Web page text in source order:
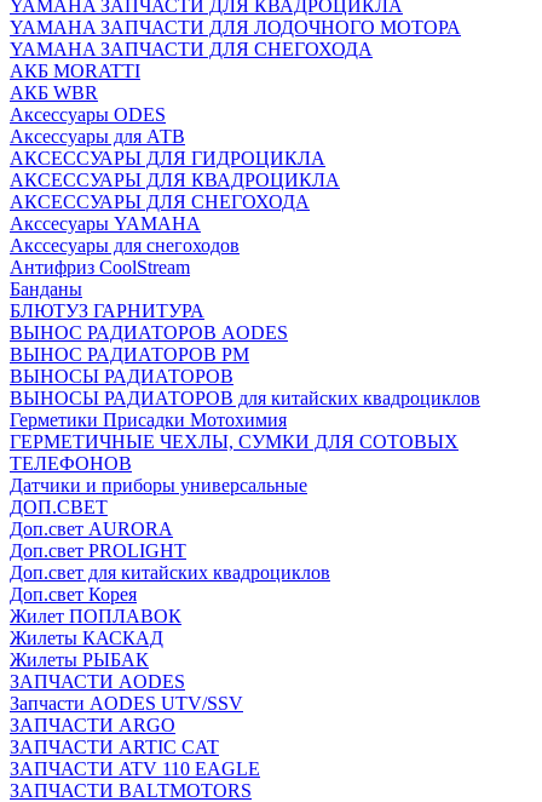
YAMAHA ЗАПЧАСТИ ДЛЯ КВАДРОЦИКЛА
YAMAHA ЗАПЧАСТИ ДЛЯ ЛОДОЧНОГО МОТОРА
YAMAHA ЗАПЧАСТИ ДЛЯ СНЕГОХОДА
АКБ MORATTI
АКБ WBR
Аксессуары ODES
Аксессуары для АТВ
АКСЕССУАРЫ ДЛЯ ГИДРОЦИКЛА
АКСЕССУАРЫ ДЛЯ КВАДРОЦИКЛА
АКСЕССУАРЫ ДЛЯ СНЕГОХОДА
Акссесуары YAMAHA
Акссесуары для снегоходов
Антифриз CoolStream
Банданы
БЛЮТУЗ ГАРНИТУРА
ВЫНОС РАДИАТОРОВ AODES
ВЫНОС РАДИАТОРОВ РМ
ВЫНОСЫ РАДИАТОРОВ
ВЫНОСЫ РАДИАТОРОВ для китайских квадроциклов
Герметики Присадки Мотохимия
ГЕРМЕТИЧНЫЕ ЧЕХЛЫ, СУМКИ ДЛЯ СОТОВЫХ
ТЕЛЕФОНОВ
Датчики и приборы универсальные
ДОП.СВЕТ
Доп.свет AURORA
Доп.свет PROLIGHT
Доп.свет для китайских квадроциклов
Доп.свет Корея
Жилет ПОПЛАВОК
Жилеты КАСКАД
Жилеты РЫБАК
ЗАПЧАСТИ AODES
Запчасти AODES UTV/SSV
ЗАПЧАСТИ ARGO
ЗАПЧАСТИ ARTIC CAT
ЗАПЧАСТИ ATV 110 EAGLE
ЗАПЧАСТИ BALTMOTORS